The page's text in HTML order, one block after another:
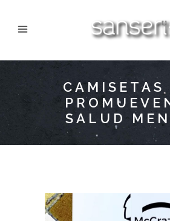
CAMISETAS
SALUD